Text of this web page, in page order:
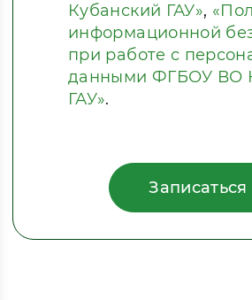
Кубанский ГАУ»,
информационной
при работе с
данными ФГБОУ ВО
ГАУ».
Записаться